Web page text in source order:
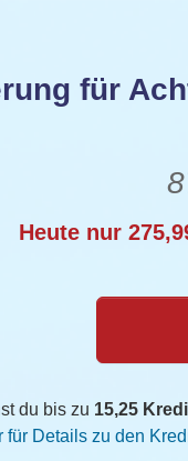
für
Heute nur
du bis zu 15,25
für Details zu den